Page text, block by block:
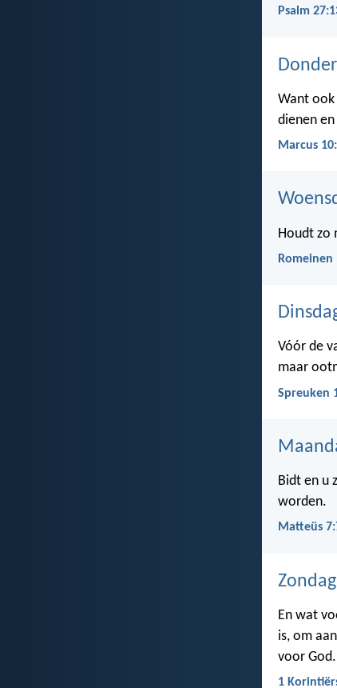
Psalm
Want ook
dienen
Marcus
Houdt zo
Romeinen
Vóór de
maar
Spreuken
Bidt en u
worden.
Matteüs
En wat
is, om
voor God.
1